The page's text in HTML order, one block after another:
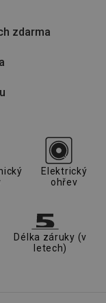
zdarma
Elektrický
ohřev
Délka záruky (v
letech)